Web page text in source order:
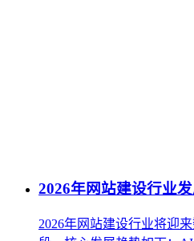
2026年网站建设行业
2026年网站建设行业将迎